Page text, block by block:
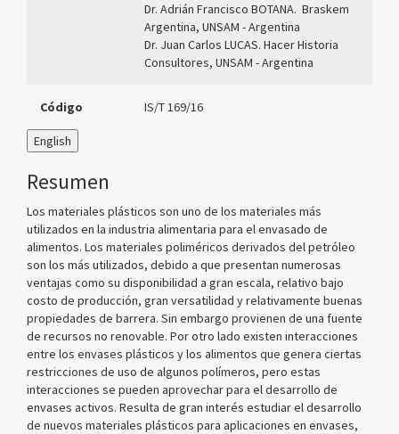
Dr. Adrián Francisco BOTANA. Braskem
Argentina, UNSAM - Argentina
Dr. Juan Carlos LUCAS. Hacer Historia
Consultores, UNSAM - Argentina
Código IS/T 169/16
English
Resumen
Los materiales plásticos son uno de los materiales más
utilizados en la industria alimentaria para el envasado de
alimentos. Los materiales poliméricos derivados del petróleo
son los más utilizados, debido a que presentan numerosas
ventajas como su disponibilidad a gran escala, relativo bajo
costo de producción, gran versatilidad y relativamente buenas
propiedades de barrera. Sin embargo provienen de una fuente
de recursos no renovable. Por otro lado existen interacciones
entre los envases plásticos y los alimentos que genera ciertas
restricciones de uso de algunos polímeros, pero estas
interacciones se pueden aprovechar para el desarrollo de
envases activos. Resulta de gran interés estudiar el desarrollo
de nuevos materiales plásticos para aplicaciones en envases,